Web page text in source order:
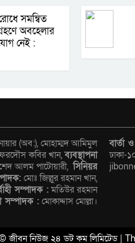
সমন্বিত
অবহেলার
নেই :
(অব:), মোহাম্মদ আমিমুল
কবির খান,ব্যবস্থাপনা
আলম পাটোয়ারী,সিনিয়র
মোঃ জিল্লুর রহমান খান,
সম্পাদক :মতিউর রহমান
সম্পাদক : মোকাদ্দাস মোল্লা।
বার্তা
ঢাকা-
নিউজ ২৪ ডট কম লিমিটেড |